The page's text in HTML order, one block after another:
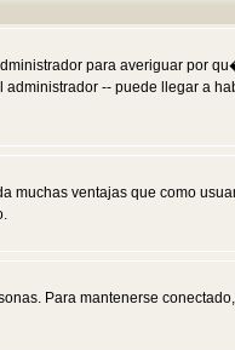
para averiguar por
-- puede llegar a
muchas ventajas que como
Para mantenerse